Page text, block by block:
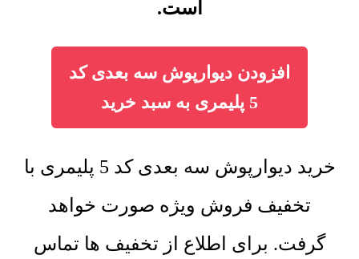
است.
افزودن دیوارپوش سه بعدی کد
5 پلیمری به سبد خرید
خرید دیوارپوش سه بعدی کد 5 پلیمری با
تخفیف فروش ویژه صورت خواهد
گرفت. برای اطلاع از تخفیف ها تماس